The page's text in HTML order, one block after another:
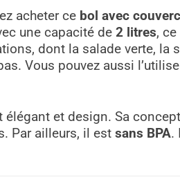
acheter ce bol avec
une capacité de 2 litres,
dont la salade verte, la
Vous pouvez aussi
élégant et design. Sa
Par ailleurs, il est sans BPA.